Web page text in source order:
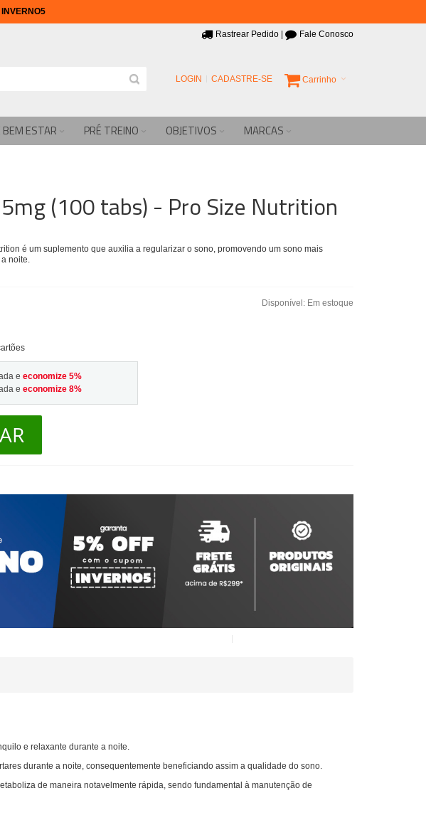
INVERNO5
Rastrear Pedido Fale Conosco
Carrinho
LOGIN CADASTRE-SE
BEM ESTAR PRÉ TREINO OBJETIVOS MARCAS
(100 tabs) - Pro Size Nutrition
é um suplemento que auxilia a regularizar o sono, promovendo um sono mais
noite.
Disponível: Em estoque
e economize 5%
e economize 8%
e relaxante durante a noite.
durante a noite, consequentemente beneficiando assim a qualidade do sono.
de maneira notavelmente rápida, sendo fundamental à manutenção de